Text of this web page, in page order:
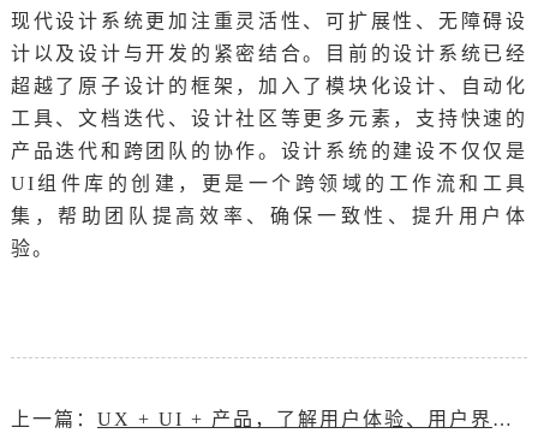
现代设计系统更加注重灵活性、可扩展性、无障碍设
计以及设计与开发的紧密结合。目前的设计系统已经
超越了原子设计的框架，加入了模块化设计、自动化
工具、文档迭代、设计社区等更多元素，支持快速的
产品迭代和跨团队的协作。设计系统的建设不仅仅是
UI组件库的创建，更是一个跨领域的工作流和工具
集，帮助团队提高效率、确保一致性、提升用户体
验。
上一篇：
UX + UI + 产品，了解用户体验、用户界面和产品设计之间的关系